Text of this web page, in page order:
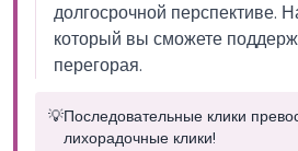
долгосрочной перспективе.
который вы сможете
перегорая.
💡Последовательные клики
лихорадочные клики!